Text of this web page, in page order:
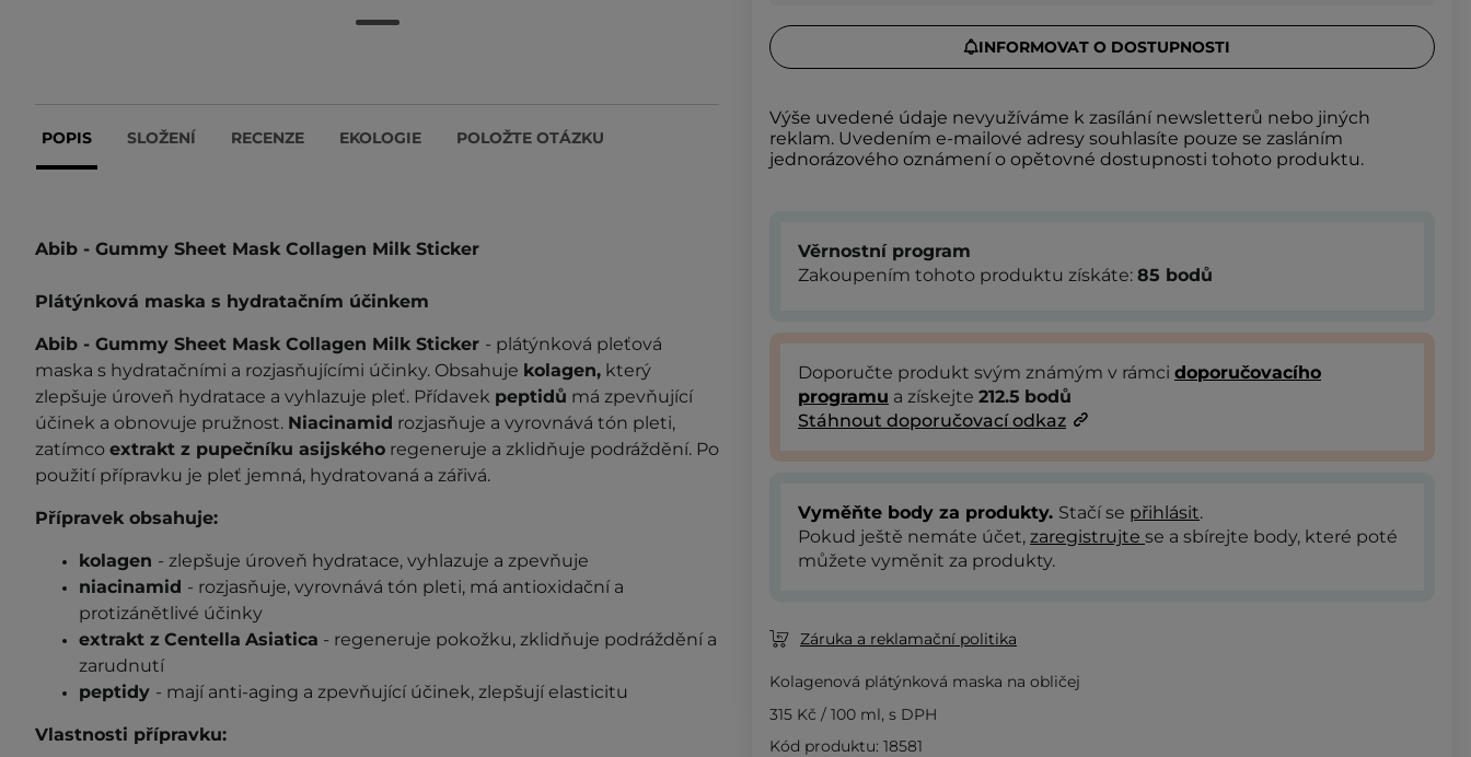
POPIS SLOŽENÍ RECENZE EKOLOGIE POLOŽTE OTÁZKU
Abib - Gummy Sheet Mask Collagen Milk Sticker
Plátýnková maska s hydratačním účinkem
Abib - Gummy Sheet Mask Collagen Milk Sticker - plátýnková pleťová
maska s hydratačními a rozjasňujícími účinky. Obsahuje kolagen, který
zlepšuje úroveň hydratace a vyhlazuje pleť. Přídavek peptidů má zpevňující
účinek a obnovuje pružnost. Niacinamid rozjasňuje a vyrovnává tón pleti,
zatímco extrakt z pupečníku asijského regeneruje a zklidňuje podráždění. Po
použití přípravku je pleť jemná, hydratovaná a zářivá.
Přípravek obsahuje:
kolagen - zlepšuje úroveň hydratace, vyhlazuje a zpevňuje
niacinamid - rozjasňuje, vyrovnává tón pleti, má antioxidační a
protizánětlivé účinky
extrakt z Centella Asiatica - regeneruje pokožku, zklidňuje podráždění a
zarudnutí
peptidy - mají anti-aging a zpevňující účinek, zlepšují elasticitu
Vlastnosti přípravku:
INFORMOVAT O DOSTUPNOSTI
Výše uvedené údaje nevyužíváme k zasílání newsletterů nebo jiných
reklam. Uvedením e-mailové adresy souhlasíte pouze se zasláním
jednorázového oznámení o opětovné dostupnosti tohoto produktu.
Věrnostní program
Zakoupením tohoto produktu získáte: 85 bodů
Doporučte produkt svým známým v rámci doporučovacího
programu a získejte 212.5 bodů
Stáhnout doporučovací odkaz
Vyměňte body za produkty. Stačí se přihlásit.
Pokud ještě nemáte účet, zaregistrujte se a sbírejte body, které poté
můžete vyměnit za produkty.
Záruka a reklamační politika
Kolagenová plátýnková maska na obličej
315 Kč / 100 ml, s DPH
Kód produktu: 18581